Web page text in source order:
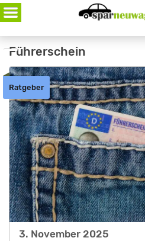
Skip
to
content
Führerschein
3. November 2025
Ratgeber